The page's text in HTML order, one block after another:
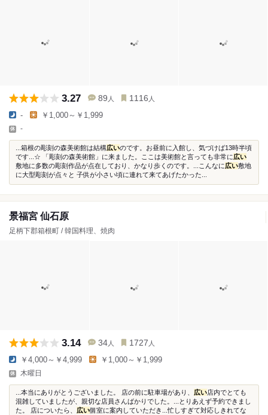
3.27 89 人 1116 人
- ￥1,000～￥1,999
-
...箱根の彫刻の森美術館は結構広いのです。お昼前に入館し、気づけば13時半頃
です...☆ 「彫刻の森美術館」に来ました。ここは美術館と言っても非常に広い
敷地に多数の彫刻作品が点在しており、かなり歩くのです。...こんなに広い敷地
に大型彫刻が点々と 子供が小さい頃に連れて来てあげたかった...
景福宮 仙石原
足柄下郡箱根町 / 韓国料理、焼肉
3.14 34 人 1727 人
￥4,000～￥4,999 ￥1,000～￥1,999
木曜日
...本当にありがとうございました。 店の前に駐車場があり、 広い店内でとても
混雑していましたが、親切な店員さんばかりでした。...とりあえず予約できまし
た。 店についたら、 広い個室に案内していただき...忙しすぎて対応しきれてな